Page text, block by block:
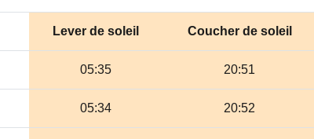
Lever de soleil Coucher de soleil
05:35 20:51
05:34 20:52